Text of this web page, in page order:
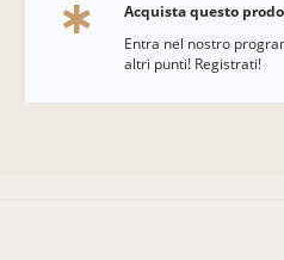
Acquista questo
Entra nel nostro
altri punti! Registrati!